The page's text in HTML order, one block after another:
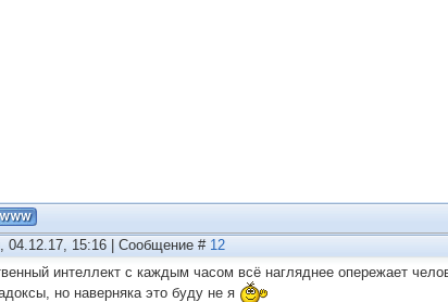
04.12.17, 15:16 | Сообщение # 12
интеллект с каждым часом всё нагляднее опережает
но наверняка это буду не я